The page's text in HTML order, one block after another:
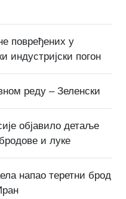
повређених у
индустријски погон
реду – Зеленски
објавило детаље
и луке
напао теретни брод